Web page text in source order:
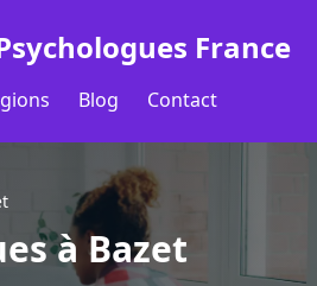
France
Blog Contact
à Bazet